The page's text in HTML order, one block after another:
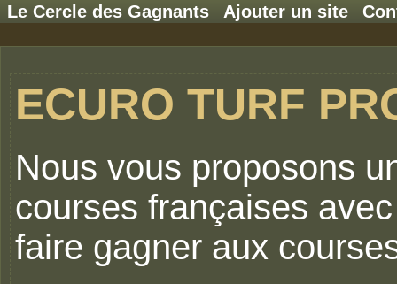
Le Cercle des Gagnants Ajouter un site
ECURO TURF
Nous vous proposons
courses françaises
faire gagner aux